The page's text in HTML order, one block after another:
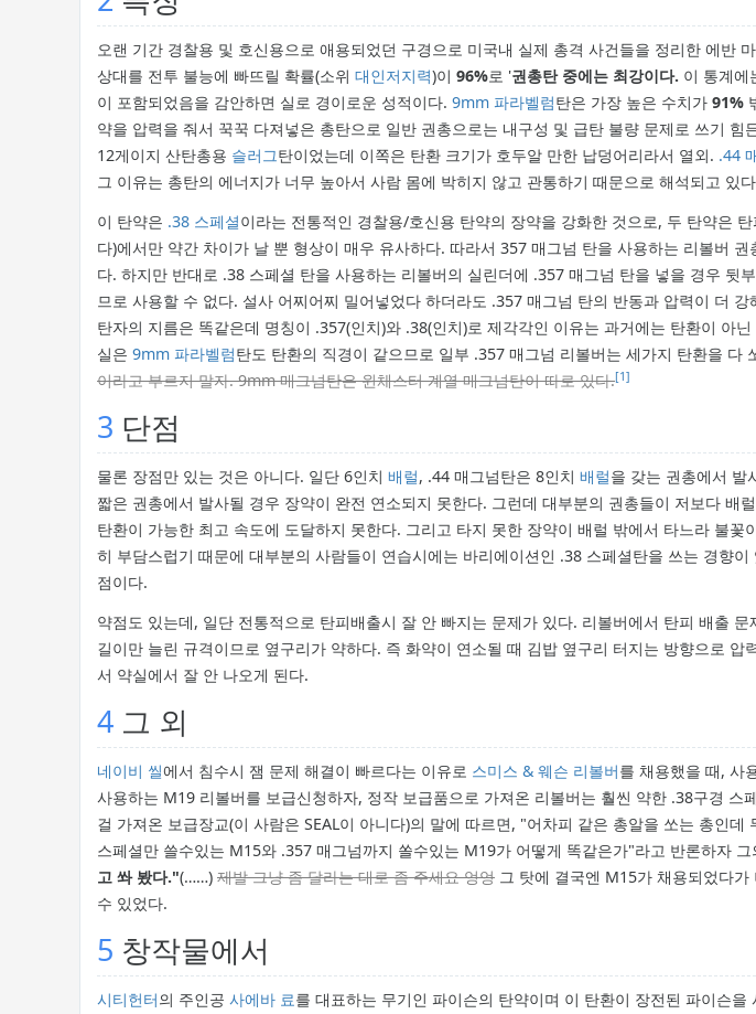
오랜 기간 경찰용 및 호신용으로 애용되었던 구경으로 미국내 실제 총격 사건들을 정리한 에반
상대를 전투 불능에 빠뜨릴 확률(소위 대인저지력)이 96%로 '권총탄 중에는 최강이다. 이 통계에
이 포함되었음을 감안하면 실로 경이로운 성적이다. 9mm 파라벨럼탄은 가장 높은 수치가 91%
약을 압력을 줘서 꾹꾹 다져넣은 총탄으로 일반 권총으로는 내구성 및 급탄 불량 문제로 쓰기 힘
12게이지 산탄총용 슬러그탄이었는데 이쪽은 탄환 크기가 호두알 만한 납덩어리라서 열외. .44
그 이유는 총탄의 에너지가 너무 높아서 사람 몸에 박히지 않고 관통하기 때문으로 해석되고 있
이 탄약은 .38 스페셜이라는 전통적인 경찰용/호신용 탄약의 장약을 강화한 것으로, 두 탄약은
다)에서만 약간 차이가 날 뿐 형상이 매우 유사하다. 따라서 357 매그넘 탄을 사용하는 리볼버
다. 하지만 반대로 .38 스페셜 탄을 사용하는 리볼버의 실린더에 .357 매그넘 탄을 넣을 경우 뒷
므로 사용할 수 없다. 설사 어찌어찌 밀어넣었다 하더라도 .357 매그넘 탄의 반동과 압력이 더
탄자의 지름은 똑같은데 명칭이 .357(인치)와 .38(인치)로 제각각인 이유는 과거에는 탄환이 아
실은 9mm 파라벨럼탄도 탄환의 직경이 같으므로 일부 .357 매그넘 리볼버는 세가지 탄환을 다
이라고 부르지 말자. 9mm 매그넘탄은 윈체스터 계열 매그넘탄이 따로 있다.[1]
3 단점
물론 장점만 있는 것은 아니다. 일단 6인치 배럴, .44 매그넘탄은 8인치 배럴을 갖는 권총에서 발
짧은 권총에서 발사될 경우 장약이 완전 연소되지 못한다. 그런데 대부분의 권총들이 저보다 배
탄환이 가능한 최고 속도에 도달하지 못한다. 그리고 타지 못한 장약이 배럴 밖에서 타느라 불
히 부담스럽기 때문에 대부분의 사람들이 연습시에는 바리에이션인 .38 스페셜탄을 쓰는 경향
점이다.
약점도 있는데, 일단 전통적으로 탄피배출시 잘 안 빠지는 문제가 있다. 리볼버에서 탄피 배출
길이만 늘린 규격이므로 옆구리가 약하다. 즉 화약이 연소될 때 김밥 옆구리 터지는 방향으로
서 약실에서 잘 안 나오게 된다.
4 그 외
네이비 씰에서 침수시 잼 문제 해결이 빠르다는 이유로 스미스 & 웨슨 리볼버를 채용했을 때, 사
사용하는 M19 리볼버를 보급신청하자, 정작 보급품으로 가져온 리볼버는 훨씬 약한 .38구경 스
걸 가져온 보급장교(이 사람은 SEAL이 아니다)의 말에 따르면, "어차피 같은 총알을 쏘는 총인
스페셜만 쓸수있는 M15와 .357 매그넘까지 쏠수있는 M19가 어떻게 똑같은가"라고 반론하자
고 쏴 봤다."(……) 제발 그냥 좀 달라는 대로 좀 주세요 엉엉 그 탓에 결국엔 M15가 채용되었다
수 있었다.
5 창작물에서
시티헌터의 주인공 사에바 료를 대표하는 무기인 파이슨의 탄약이며 이 탄환이 장전된 파이슨